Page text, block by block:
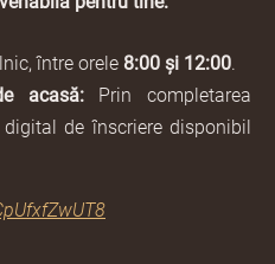
între orele 8:00 și 12:00.
acasă:Prin completarea
de înscriere disponibil